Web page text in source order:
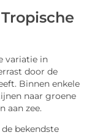
variatie in
door de
Binnen enkele
naar groene
aan zee.
bekendste